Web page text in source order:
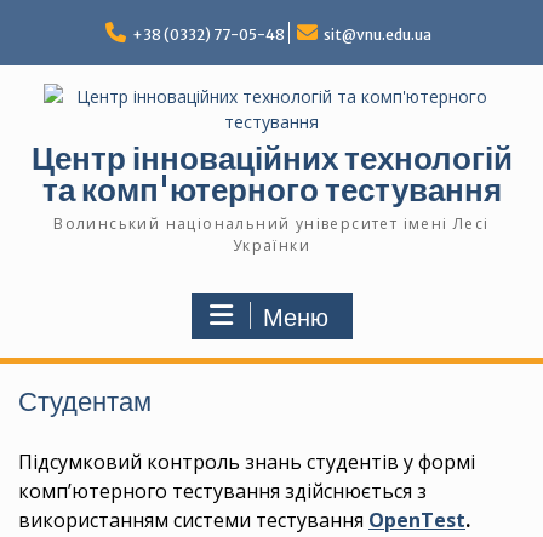
вмісту
+38 (0332) 77-05-48 sit@vnu.edu.ua
Центр інноваційних технологій
та комп'ютерного тестування
Волинський національний університет імені Лесі
Українки
Меню
Студентам
Підсумковий контроль знань студентів у формі
комп’ютерного тестування здійснюється з
використанням системи тестування OpenTest.